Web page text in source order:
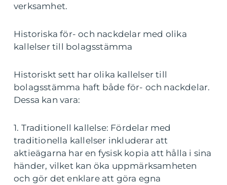
verksamhet.
Historiska för- och nackdelar med olika
kallelser till bolagsstämma
Historiskt sett har olika kallelser till
bolagsstämma haft både för- och nackdelar.
Dessa kan vara:
1. Traditionell kallelse: Fördelar med
traditionella kallelser inkluderar att
aktieägarna har en fysisk kopia att hålla i sina
händer, vilket kan öka uppmärksamheten
och gör det enklare att göra egna